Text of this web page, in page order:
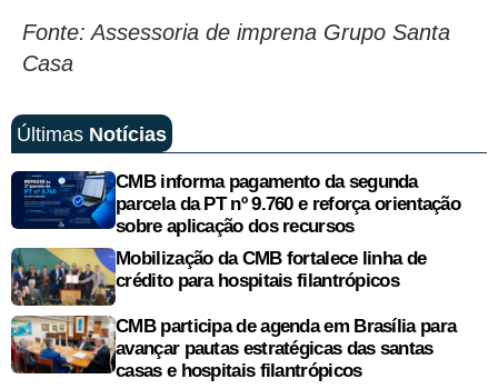
Fonte: Assessoria de imprena Grupo Santa
Casa
Últimas Notícias
CMB informa pagamento da segunda
parcela da PT nº 9.760 e reforça orientação
sobre aplicação dos recursos
Mobilização da CMB fortalece linha de
crédito para hospitais filantrópicos
CMB participa de agenda em Brasília para
avançar pautas estratégicas das santas
casas e hospitais filantrópicos